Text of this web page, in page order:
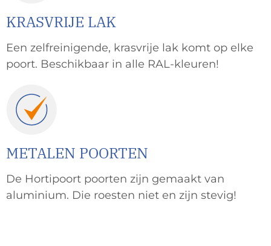
KRASVRIJE LAK
Een zelfreinigende, krasvrije lak komt op elke
poort. Beschikbaar in alle RAL-kleuren!
METALEN POORTEN
De Hortipoort poorten zijn gemaakt van
aluminium. Die roesten niet en zijn stevig!